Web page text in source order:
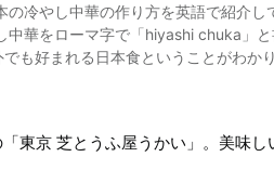
鶏のから揚げや肉そぼろ、牛肉の
ことがわかりますね。 動画のコメント欄には、「お気に入りの料理で
国の料理だと思う人もいるかもしれ
東京 芝とうふ屋うかい」。美味